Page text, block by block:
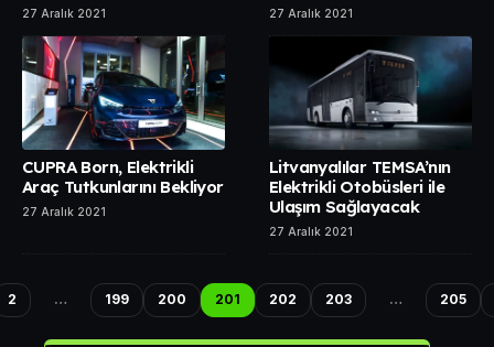
27 Aralık 2021 27 Aralık 2021
CUPRA Born, Elektrikli
Araç Tutkunlarını Bekliyor
27 Aralık 2021
Litvanyalılar TEMSA’nın
Elektrikli Otobüsleri ile
Ulaşım Sağlayacak
27 Aralık 2021
2 … 199 200 201 202 203 … 205